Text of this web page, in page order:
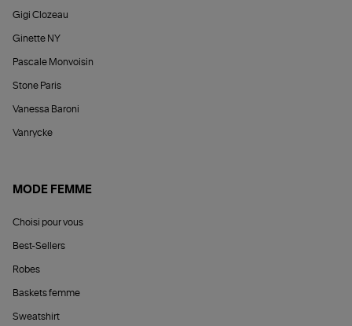
Gigi Clozeau
Ginette NY
Pascale Monvoisin
Stone Paris
Vanessa Baroni
Vanrycke
MODE FEMME
Choisi pour vous
Best-Sellers
Robes
Baskets femme
Sweatshirt